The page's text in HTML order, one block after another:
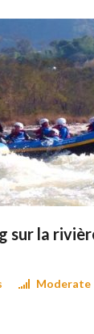
sur la
Moderate